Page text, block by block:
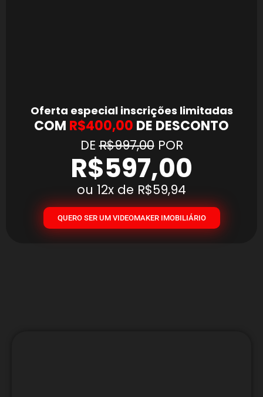
Oferta especial inscrições limitadas
COM R$400,00 DE DESCONTO
DER$997,00POR
R$597,00
ou 12x de R$59,94
QUERO SER UM VIDEOMAKER IMOBILIÁRIO